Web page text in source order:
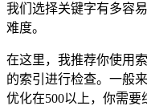
我们选择关键字有多容
难度。
在这里，我推荐你使用
的索引进行检查。一般
优化在500以上，你需